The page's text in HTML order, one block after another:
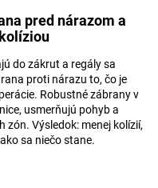
pred nárazom a
do zákrut a regály sa
proti nárazu to, čo je
Robustné zábrany v
usmerňujú pohyb a
zón. Výsledok: menej kolízií,
sa niečo stane.